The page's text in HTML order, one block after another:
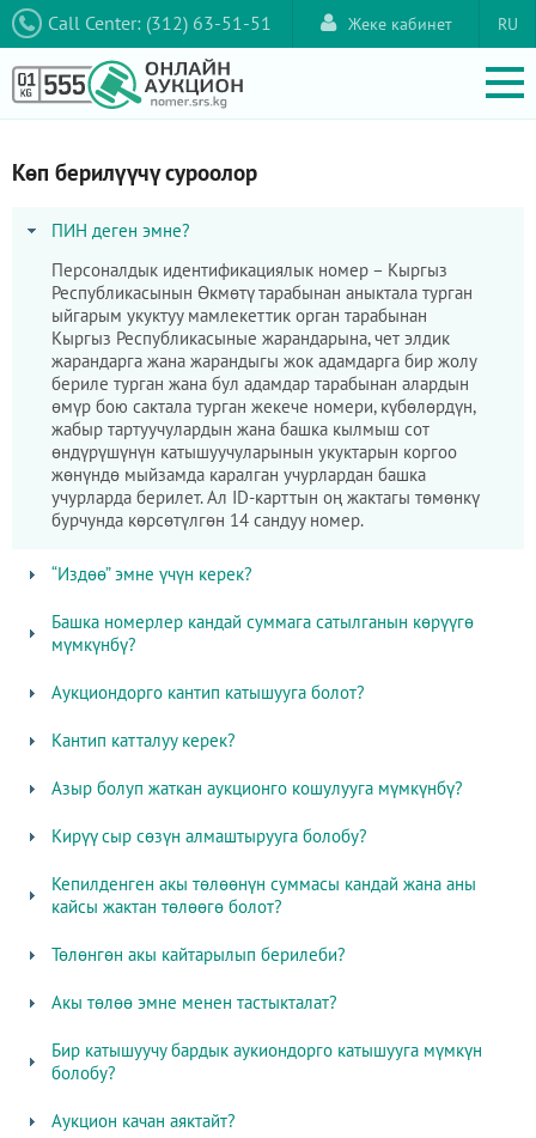
Call Center: (312) 63-51-51 RU
Жеке кабинет
Көп берилүүчү суроолор
ПИН деген эмне?
Персоналдык идентификациялык номер – Кыргыз
Республикасынын Өкмөтү тарабынан аныктала турган
ыйгарым укуктуу мамлекеттик орган тарабынан
Кыргыз Республикасыные жарандарына, чет элдик
жарандарга жана жарандыгы жок адамдарга бир жолу
бериле турган жана бул адамдар тарабынан алардын
өмүр бою сактала турган жекече номери, күбөлөрдүн,
жабыр тартуучулардын жана башка кылмыш сот
өндүрүшүнүн катышуучуларынын укуктарын коргоо
жөнүндө мыйзамда каралган учурлардан башка
учурларда берилет. Ал ID-карттын оң жактагы төмөнкү
бурчунда көрсөтүлгөн 14 сандуу номер.
“Издөө” эмне үчүн керек?
Башка номерлер кандай суммага сатылганын көрүүгө
мүмкүнбү?
Аукциондорго кантип катышууга болот?
Кантип катталуу керек?
Азыр болуп жаткан аукционго кошулууга мүмкүнбү?
Кирүү сыр сөзүн алмаштырууга болобу?
Кепилденген акы төлөөнүн суммасы кандай жана аны
кайсы жактан төлөөгө болот?
Төлөнгөн акы кайтарылып берилеби?
Акы төлөө эмне менен тастыкталат?
Бир катышуучу бардык аукиондорго катышууга мүмкүн
болобу?
Аукцион качан аяктайт?